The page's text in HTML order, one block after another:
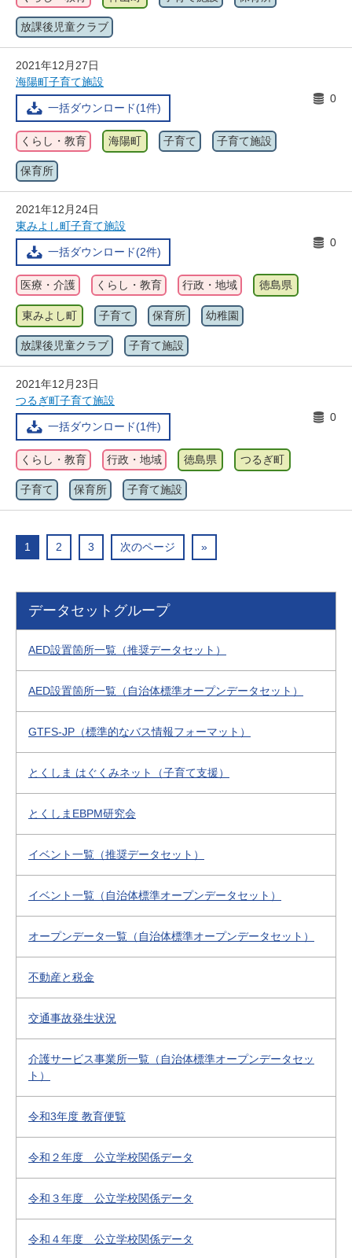
放課後児童クラブ
2021年12月27日
海陽町子育て施設
一括ダウンロード(1件)
0
くらし・教育 海陽町 子育て 子育て施設
保育所
2021年12月24日
東みよし町子育て施設
一括ダウンロード(2件)
0
医療・介護 くらし・教育 行政・地域 徳島県
東みよし町 子育て 保育所 幼稚園
放課後児童クラブ 子育て施設
2021年12月23日
つるぎ町子育て施設
一括ダウンロード(1件)
0
くらし・教育 行政・地域 徳島県 つるぎ町
子育て 保育所 子育て施設
1 2 3 次のページ »
データセットグループ
AED設置箇所一覧（推奨データセット）
AED設置箇所一覧（自治体標準オープンデータセット）
GTFS-JP（標準的なバス情報フォーマット）
とくしま はぐくみネット（子育て支援）
とくしまEBPM研究会
イベント一覧（推奨データセット）
イベント一覧（自治体標準オープンデータセット）
オープンデータ一覧（自治体標準オープンデータセット）
不動産と税金
交通事故発生状況
介護サービス事業所一覧（自治体標準オープンデータセッ
ト）
令和3年度 教育便覧
令和２年度 公立学校関係データ
令和３年度 公立学校関係データ
令和４年度 公立学校関係データ